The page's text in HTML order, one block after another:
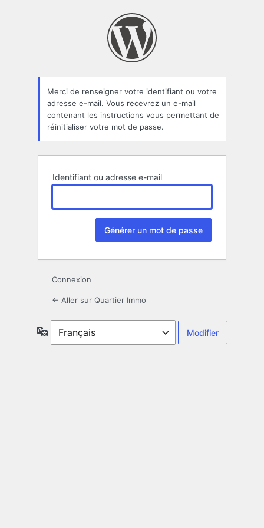
oublié
Merci de renseigner votre identifiant ou votre
adresse e-mail. Vous recevrez un e-mail
contenant les instructions vous permettant de
réinitialiser votre mot de passe.
Identifiant ou adresse e-mail
Connexion
← Aller sur Quartier Immo
Langue